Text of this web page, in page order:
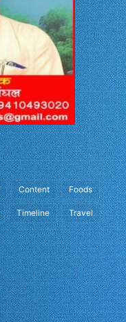
Content Foods
Timeline Travel